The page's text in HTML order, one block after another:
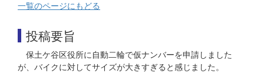
一覧のページにもどる
投稿要旨
保土ケ谷区役所に自動二輪で仮ナンバーを申請しました
が、バイクに対してサイズが大きすぎると感じました。